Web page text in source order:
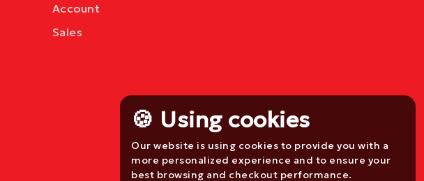
🍪 Using cookies
Our website is using cookies to provide you with a
more personalized experience and to ensure your
best browsing and checkout performance.
Account
Sales